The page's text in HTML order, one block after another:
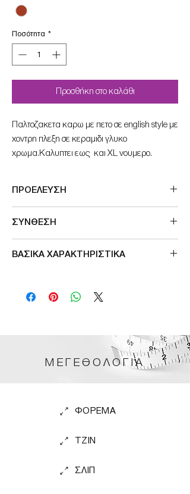
Ποσότητα *
Προσθήκη στο καλάθι
Παλτοζακετα καρω με πετο σε english style με
χοντρη πλεξη σε κεραμιδι γλυκο
χρωμα.Καλυπτει εως και XL νουμερο.
ΠΡΟΕΛΕΥΣΗ
ΣΥΝΘΕΣΗ
ΒΑΣΙΚΑ ΧΑΡΑΚΤΗΡΙΣΤΙΚΑ
μηκος εως το γονατο
ΜΕΓΕΘΟΛΟΓΙΑ
ΦΟΡΕΜΑ
TZIN
ΣΛΙΠ